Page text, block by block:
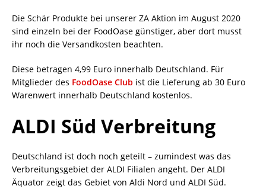
Die Schär Produkte bei unserer ZA Aktion im August 2020
sind einzeln bei der FoodOase günstiger, aber dort musst
ihr noch die Versandkosten beachten.
Diese betragen 4,99 Euro innerhalb Deutschland. Für
Mitglieder des FoodOase Club ist die Lieferung ab 30 Euro
Warenwert innerhalb Deutschland kostenlos.
ALDI Süd Verbreitung
Deutschland ist doch noch geteilt – zumindest was das
Verbreitungsgebiet der ALDI Filialen angeht. Der ALDI
Äquator zeigt das Gebiet von Aldi Nord und ALDI Süd.